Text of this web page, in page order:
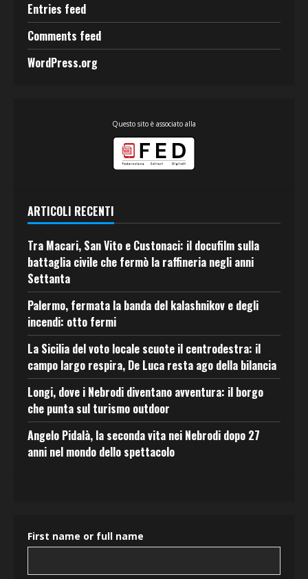
Entries feed
Comments feed
WordPress.org
Questo sito è associato alla
ARTICOLI RECENTI
Tra Macari, San Vito e Custonaci: il docufilm sulla
battaglia civile che fermò la raffineria negli anni
Settanta
Palermo, fermata la banda del kalashnikov e degli
incendi: otto fermi
La Sicilia del voto locale scuote il centrodestra: il
campo largo respira, De Luca resta ago della bilancia
Longi, dove i Nebrodi diventano avventura: il borgo
che punta sul turismo outdoor
Angelo Pidalà, la seconda vita nei Nebrodi dopo 27
anni nel mondo dello spettacolo
First name or full name